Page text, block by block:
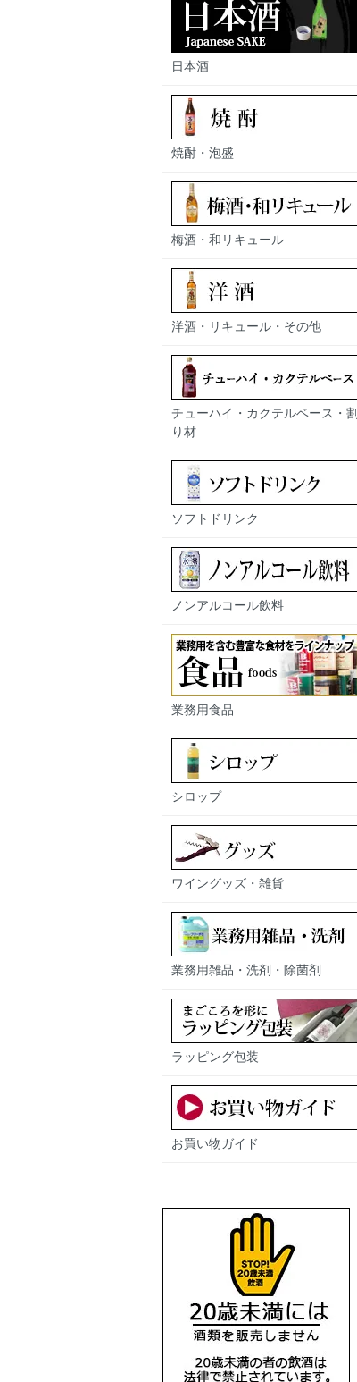
日本酒
焼酎・泡盛
梅酒・和リキュール
洋酒・リキュール・その他
チューハイ・カクテルベース・割
り材
ソフトドリンク
ノンアルコール飲料
業務用食品
シロップ
ワイングッズ・雑貨
業務用雑品・洗剤・除菌剤
ラッピング包装
お買い物ガイド